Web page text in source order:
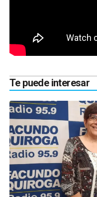
Te puede interesar